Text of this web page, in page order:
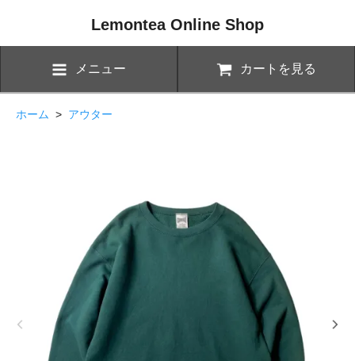
Lemontea Online Shop
メニュー カートを見る
ホーム > アウター